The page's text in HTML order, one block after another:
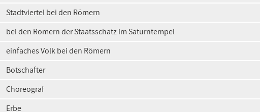
Stadtviertel bei den Römern
bei den Römern der Staatsschatz im Saturntempel
einfaches Volk bei den Römern
Botschafter
Choreograf
Erbe